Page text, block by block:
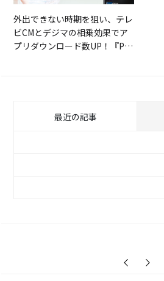
外出できない時期を狙い、テレ
ビCMとデジマの相乗効果でア
プリダウンロード数UP！『Po
最近の記事